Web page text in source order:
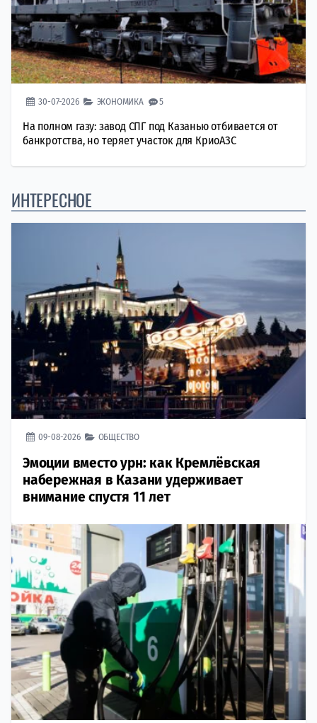
30-07-2026 ЭКОНОМИКА 5
На полном газу: завод СПГ под Казанью отбивается от
банкротства, но теряет участок для КриоАЗС
ИНТЕРЕСНОЕ
09-08-2026 ОБЩЕСТВО
Эмоции вместо урн: как Кремлёвская
набережная в Казани удерживает
внимание спустя 11 лет